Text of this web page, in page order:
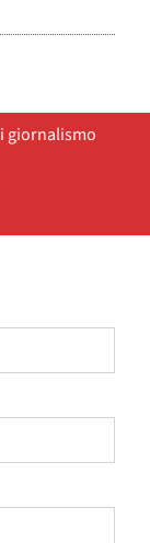
giornalismo